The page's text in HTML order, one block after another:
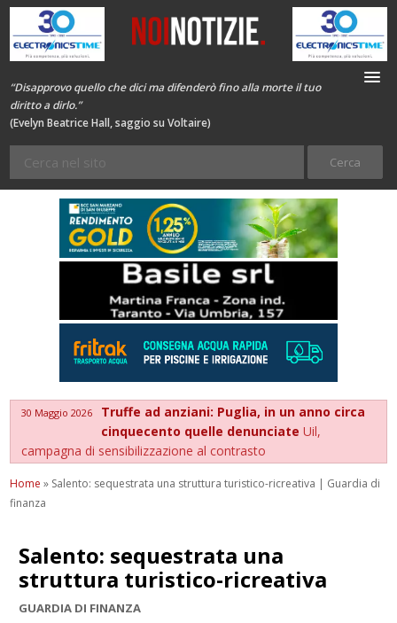
“Disapprovo quello che dici ma difenderò fino alla morte il tuo
diritto a dirlo.”
(Evelyn Beatrice Hall, saggio su Voltaire)
30 Maggio 2026
Truffe ad anziani: Puglia, in un anno circa
cinquecento quelle denunciateUil,
campagna di sensibilizzazione al contrasto
Home » Salento: sequestrata una struttura turistico-ricreativa | Guardia di
finanza
Salento: sequestrata una
struttura turistico-ricreativa
GUARDIA DI FINANZA